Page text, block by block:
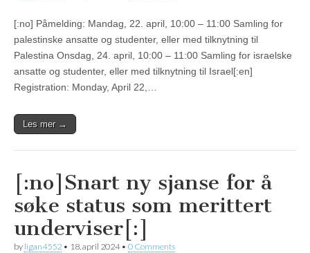
[:no] Påmelding: Mandag, 22. april, 10:00 – 11:00 Samling for
palestinske ansatte og studenter, eller med tilknytning til
Palestina Onsdag, 24. april, 10:00 – 11:00 Samling for israelske
ansatte og studenter, eller med tilknytning til Israel[:en]
Registration: Monday, April 22,…
Les mer →
[:no]Snart ny sjanse for å
søke status som merittert
underviser[:]
by ligan4552 • 18. april 2024• 0 Comments